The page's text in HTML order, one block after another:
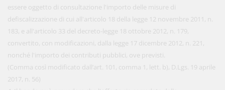
essere oggetto di consultazione l'importo delle misure di
defiscalizzazione di cui all'articolo 18 della legge 12 novembre 2011, n.
183, e all'articolo 33 del decreto-legge 18 ottobre 2012, n. 179,
convertito, con modificazioni, dalla legge 17 dicembre 2012, n. 221,
nonché l'importo dei contributi pubblici, ove previsti.
(Comma così modificato dall’art. 101, comma 1, lett. b), D.Lgs. 19 aprile
2017, n. 56)